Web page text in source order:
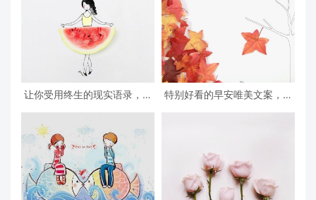
让你受用终生的现实语录，深
特别好看的早安唯美文案，治